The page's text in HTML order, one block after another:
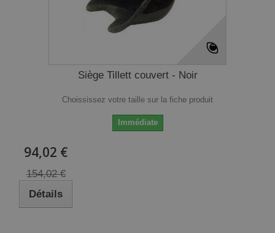
Siège Tillett couvert - Noir
Choississez votre taille sur la fiche produit
Immédiate
94,02 €
154,02 €
Détails